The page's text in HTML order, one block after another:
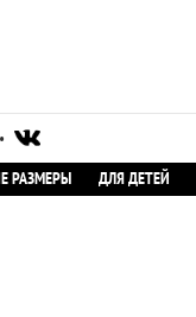
•
РАЗМЕРЫ ДЛЯ ДЕТЕЙ